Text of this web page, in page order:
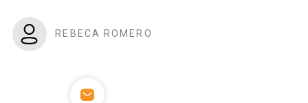
REBECA ROMERO